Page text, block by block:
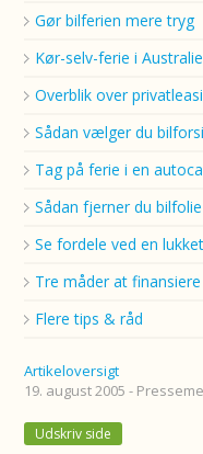
Gør bilferien mere tryg
Kør-selv-ferie i
Overblik over
Sådan vælger du
Tag på ferie i en
Sådan fjerner du bilfolie
Se fordele ved en
Tre måder at
Flere tips & råd
Artikeloversigt
19. august 2005 -
Udskriv side